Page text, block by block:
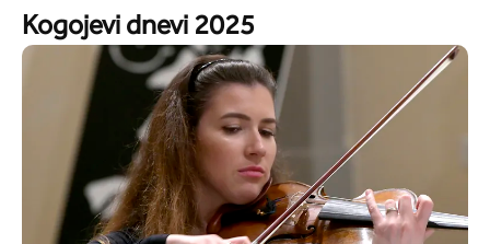
Kogojevi dnevi 2025